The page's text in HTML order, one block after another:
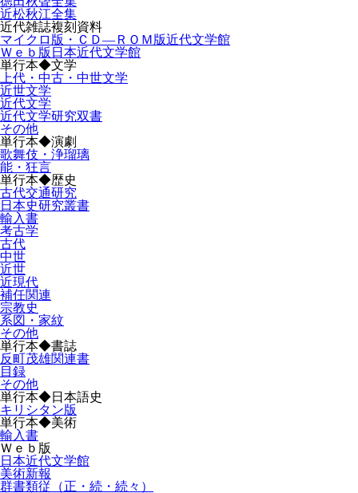
近松秋江全集
近代雑誌複刻資料
マイクロ版・ＣＤ―ＲＯＭ版近代文学館
Ｗｅｂ版日本近代文学館
単行本◆文学
上代・中古・中世文学
近世文学
近代文学
近代文学研究双書
その他
単行本◆演劇
歌舞伎・浄瑠璃
能・狂言
単行本◆歴史
古代交通研究
日本史研究叢書
輸入書
考古学
古代
中世
近世
近現代
補任関連
宗教史
系図・家紋
その他
単行本◆書誌
反町茂雄関連書
目録
その他
単行本◆日本語史
キリシタン版
単行本◆美術
輸入書
Ｗｅｂ版
日本近代文学館
美術新報
群書類従（正・続・続々）